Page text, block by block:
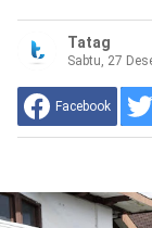
Tatag
Sabtu, 27
Facebook